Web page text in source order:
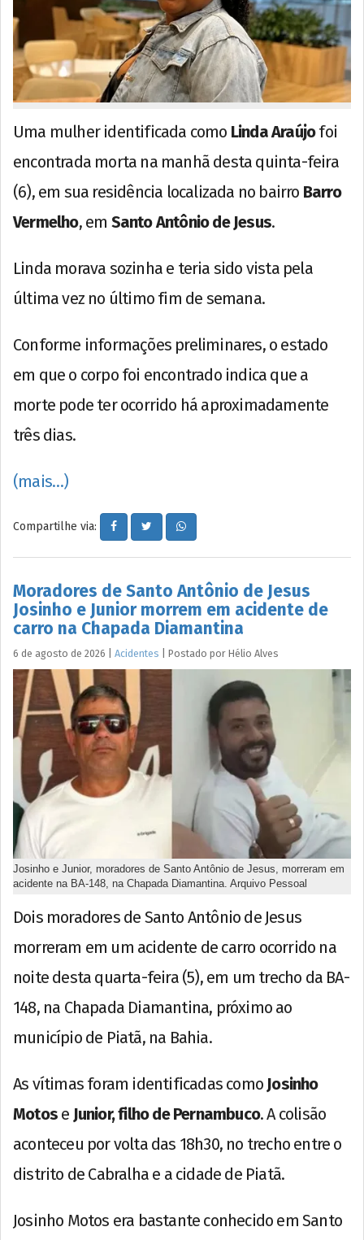
Uma mulher identificada como Linda Araújofoi
encontrada morta na manhã desta quinta-feira
(6), em sua residência localizada no bairro Barro
Vermelho, em Santo Antônio de Jesus.
Linda morava sozinha e teria sido vista pela
última vez no último fim de semana.
Conforme informações preliminares, o estado
em que o corpo foi encontrado indica que a
morte pode ter ocorrido há aproximadamente
três dias.
(mais…)
Compartilhe via:
Moradores de Santo Antônio de Jesus
Josinho e Junior morrem em acidente de
carro na Chapada Diamantina
6 de agosto de 2026 Acidentes Postado por Hélio Alves
Josinho e Junior, moradores de Santo Antônio de Jesus, morreram em
acidente na BA-148, na Chapada Diamantina. Arquivo Pessoal
Dois moradores de Santo Antônio de Jesus
morreram em um acidente de carro ocorrido na
noite desta quarta-feira (5), em um trecho da BA-
148, na Chapada Diamantina, próximo ao
município de Piatã, na Bahia.
As vítimas foram identificadas como Josinho
Motos e Junior, filho de Pernambuco. A colisão
aconteceu por volta das 18h30, no trecho entre o
distrito de Cabralha e a cidade de Piatã.
Josinho Motos era bastante conhecido em Santo